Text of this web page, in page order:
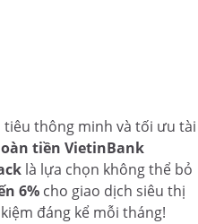
thông minh và tối ưu tài
tiền VietinBank
là lựa chọn không thể bỏ
6% cho giao dịch siêu thị
đáng kể mỗi tháng!